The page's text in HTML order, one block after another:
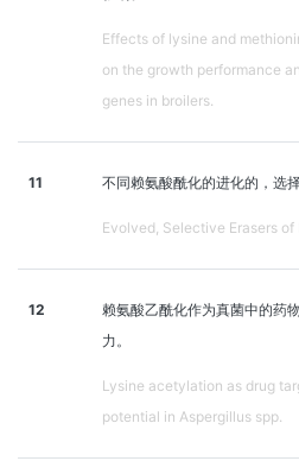
Effects of lysine and
on the growth performance
genes in broilers.
11 不同赖氨酸酰化的进化的，选
Evolved, Selective Erasers
12
赖氨酸乙酰化作为真菌中的药
力。
Lysine acetylation as drug
potential in Aspergillus spp.